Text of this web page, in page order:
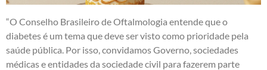
“O Conselho Brasileiro de Oftalmologia entende que o
diabetes é um tema que deve ser visto como prioridade pela
saúde pública. Por isso, convidamos Governo, sociedades
médicas e entidades da sociedade civil para fazerem parte